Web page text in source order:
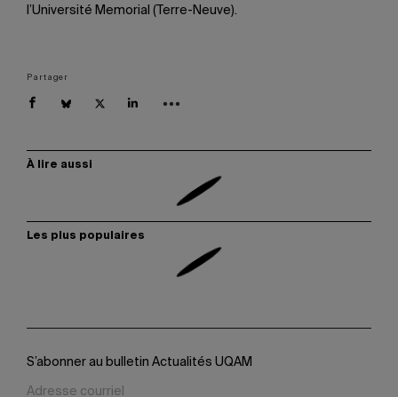
l’Université Memorial (Terre-Neuve).
Partager
À lire aussi
Les plus populaires
S’abonner au bulletin Actualités UQAM